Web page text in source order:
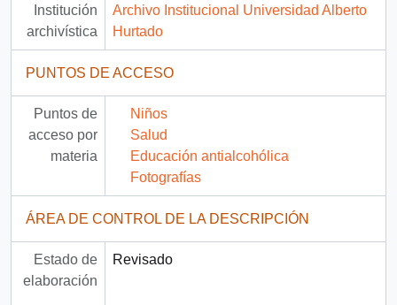
Institución
archivística
Archivo Institucional Universidad Alberto
Hurtado
PUNTOS DE ACCESO
Puntos de
acceso por
materia
Niños
Salud
Educación antialcohólica
Fotografías
ÁREA DE CONTROL DE LA DESCRIPCIÓN
Estado de
elaboración
Revisado